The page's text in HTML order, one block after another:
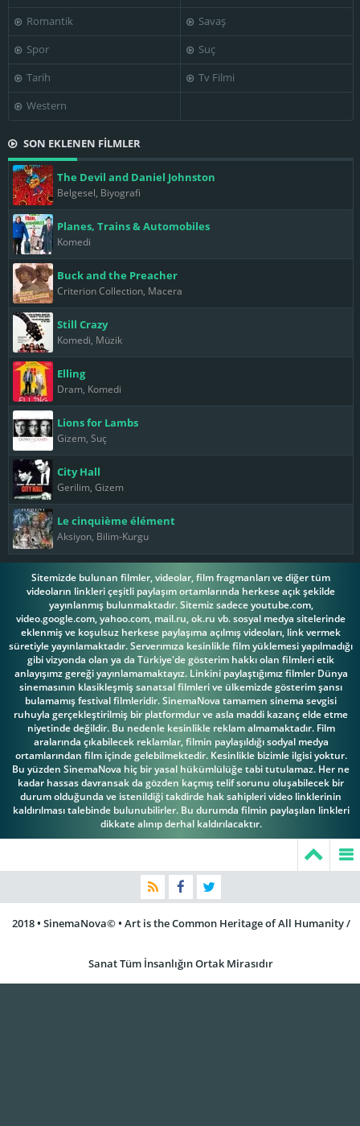
Romantik
Savaş
Spor
Suç
Tarih
Tv Filmi
Western
SON EKLENEN FİLMLER
The Devil and Daniel Johnston
Belgesel, Biyografi
Planes, Trains & Automobiles
Komedi
Buck and the Preacher
Criterion Collection, Macera
Still Crazy
Komedi, Müzik
Elling
Dram, Komedi
Lions for Lambs
Gizem, Suç
City Hall
Gerilim, Gizem
Le cinquième élément
Aksiyon, Bilim-Kurgu
Sitemizde bulunan filmler, videolar, film fragmanları ve diğer tüm
videoların linkleri çeşitli paylaşım ortamlarında herkese açık şekilde
yayınlanmış bulunmaktadır. Sitemiz sadece youtube.com,
video.google.com, yahoo.com, mail.ru, ok.ru vb. sosyal medya sitelerinde
eklenmiş ve koşulsuz herkese paylaşıma açılmış videoları, link vermek
süretiyle yayınlamaktadır. Serverımıza kesinlikle film yüklemesi yapılmadığı
gibi vizyonda olan ya da Türkiye'de gösterim hakkı olan filmleri etik
anlayışımz gereği yayınlamamaktayız. Linkini paylaştığımız filmler Dünya
sinemasının klasikleşmiş sanatsal filmleri ve ülkemizde gösterim şansı
bulamamış festival filmleridir. SinemaNova tamamen sinema sevgisi
ruhuyla gerçekleştirilmiş bir platformdur ve asla maddi kazanç elde etme
niyetinde değildir. Bu nedenle kesinlikle reklam almamaktadır. Film
aralarında çıkabilecek reklamlar, filmin paylaşıldığı sodyal medya
ortamlarından film içinde gelebilmektedir. Kesinlikle bizimle ilgisi yoktur.
Bu yüzden SinemaNova hiç bir yasal hükümlülüğe tabi tutulamaz. Her ne
kadar hassas davransak da gözden kaçmış telif sorunu oluşabilecek bir
durum olduğunda ve istenildiği takdirde hak sahipleri video linklerinin
kaldırılması talebinde bulunubilirler. Bu durumda filmin paylaşılan linkleri
dikkate alınıp derhal kaldırılacaktır.
2018 • SinemaNova© • Art is the Common Heritage of All Humanity /
Sanat Tüm İnsanlığın Ortak Mirasıdır